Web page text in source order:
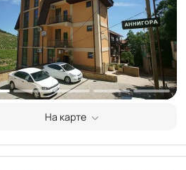
На карте